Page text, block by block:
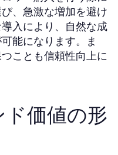
、急激な増加を避け
入により、自然な成
能になります。ま
ことも信頼性向上に
価値の形